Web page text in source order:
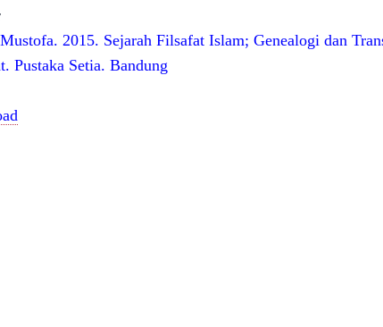
2015. Sejarah Filsafat Islam; Genealogi dan
Pustaka Setia. Bandung